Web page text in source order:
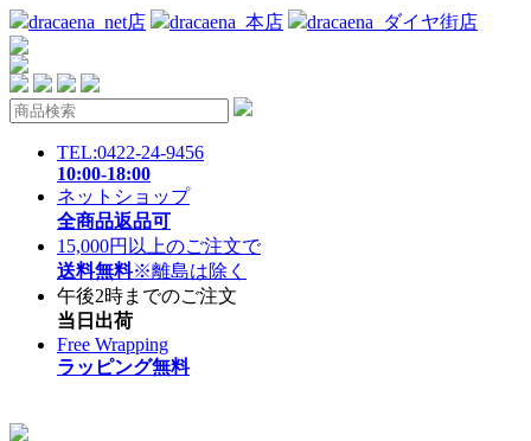
dracaena_net店 dracaena_本店 dracaena_ダイヤ街店
TEL:0422-24-9456
10:00-18:00
ネットショップ
全商品返品可
15,000円以上のご注文で
送料無料※離島は除く
午後2時までのご注文
当日出荷
Free Wrapping
ラッピング無料